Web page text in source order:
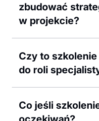
zbudować
w projekcie?
Czy to
do roli
Co jeśli